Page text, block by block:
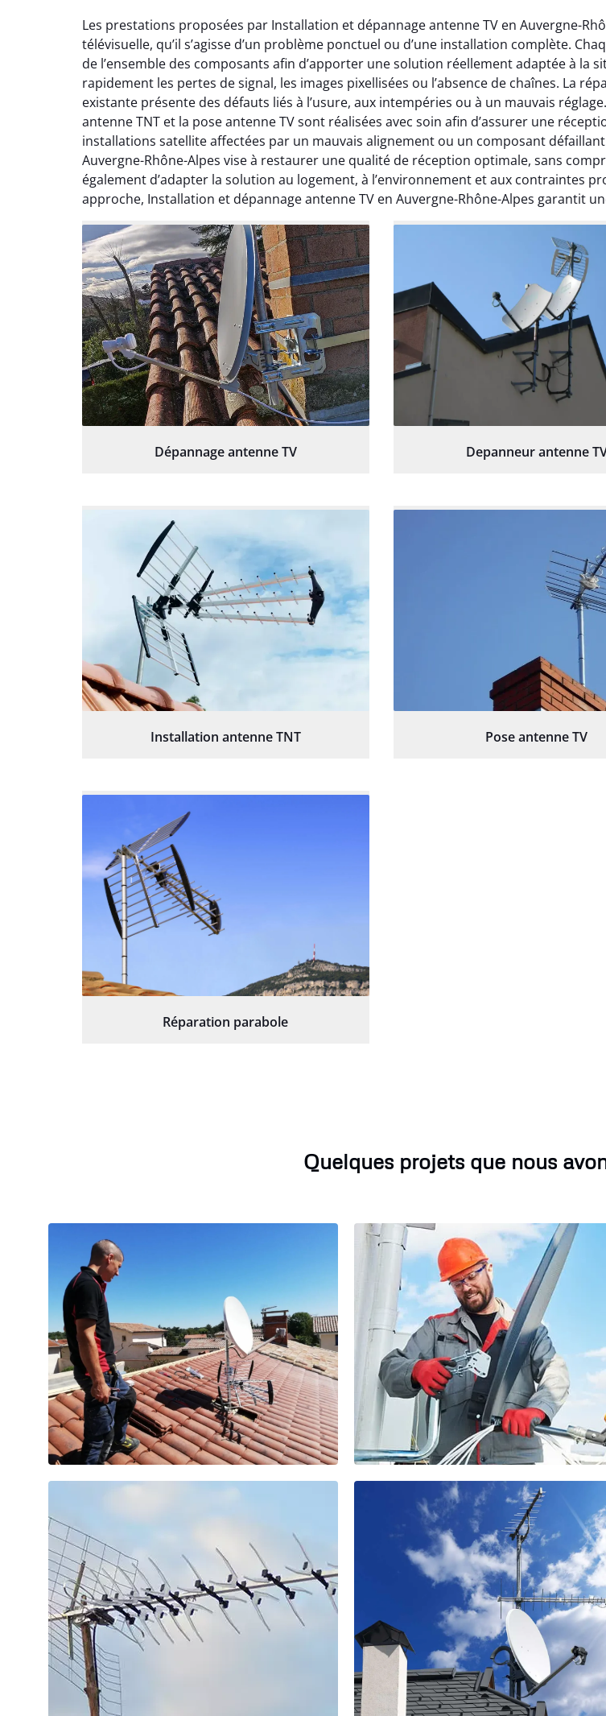
Les prestations proposées par Installation et dépannage antenne TV en Auvergne-
télévisuelle, qu’il s’agisse d’un problème ponctuel ou d’une installation complète.
de l’ensemble des composants afin d’apporter une solution réellement adaptée à la
rapidement les pertes de signal, les images pixellisées ou l’absence de chaînes. La
existante présente des défauts liés à l’usure, aux intempéries ou à un mauvais
antenne TNT et la pose antenne TV sont réalisées avec soin afin d’assurer une
installations satellite affectées par un mauvais alignement ou un composant
Auvergne-Rhône-Alpes vise à restaurer une qualité de réception optimale, sans
également d’adapter la solution au logement, à l’environnement et aux contraintes
approche, Installation et dépannage antenne TV en Auvergne-Rhône-Alpes garantit
Dépannage antenne TV Depanneur antenne
Installation antenne TNT Pose antenne TV
Réparation parabole
Quelques projets que nous